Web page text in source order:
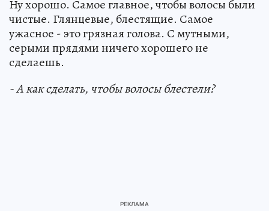
Ну хорошо. Самое главное, чтобы волосы были
чистые. Глянцевые, блестящие. Самое
ужасное - это грязная голова. С мутными,
серыми прядями ничего хорошего не
сделаешь.
- А как сделать, чтобы волосы блестели?